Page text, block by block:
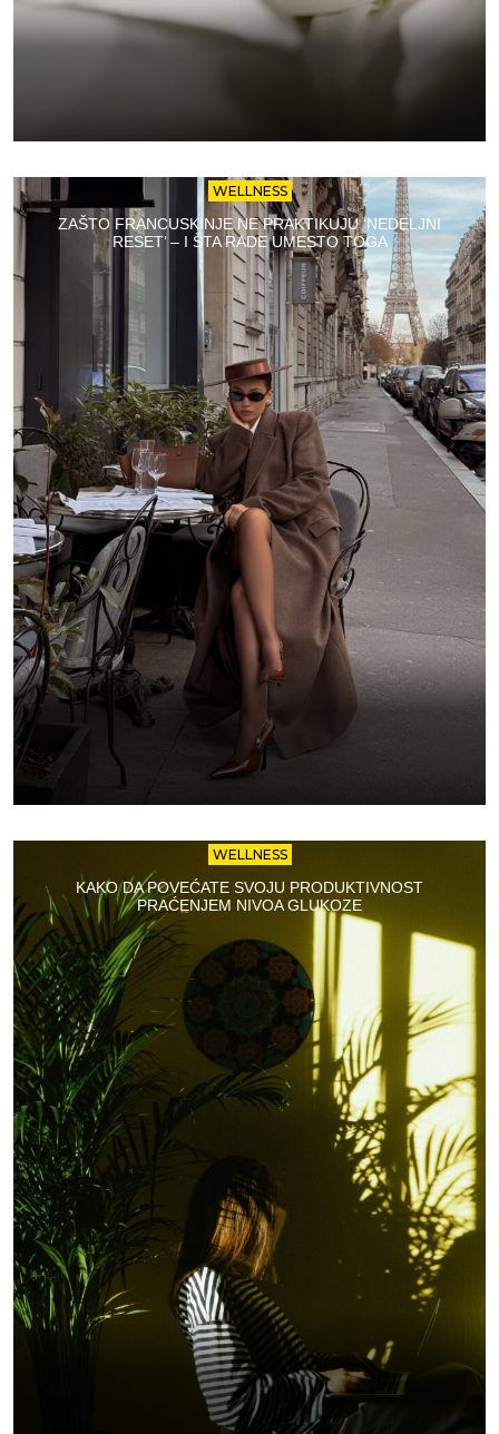
WELLNESS
ZAŠTO FRANCUSKINJE NE PRAKTIKUJU ‘NEDELJNI
RESET’ – I ŠTA RADE UMESTO TOGA
WELLNESS
KAKO DA POVEĆATE SVOJU PRODUKTIVNOST
PRAĆENJEM NIVOA GLUKOZE